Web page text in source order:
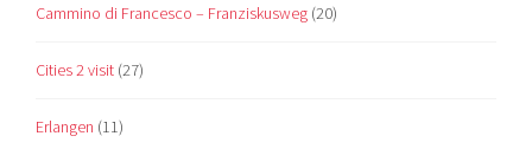
Cammino di Francesco – Franziskusweg (20)
Cities 2 visit (27)
Erlangen (11)